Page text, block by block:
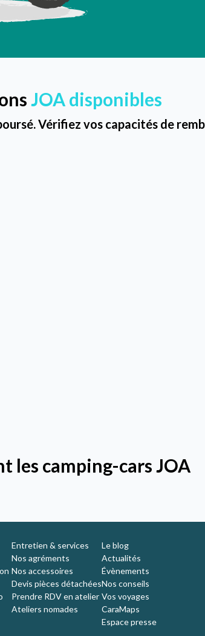
JOA disponibles
Vérifiez vos capacités de
les camping-cars JOA
Entretien & services
Nos agréments
Nos accessoires
Devis pièces détachées
Prendre RDV en atelier
Ateliers nomades
Le blog
Actualités
Évènements
Nos conseils
Vos voyages
CaraMaps
Espace presse